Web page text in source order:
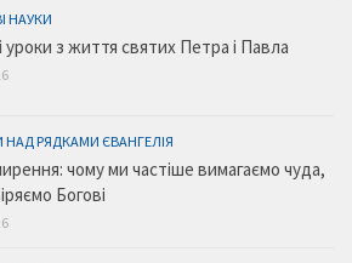
НАУКИ
уроки з життя святих Петра і Павла
РЯДКАМИ ЄВАНГЕЛІЯ
чому ми частіше вимагаємо чуда,
Богові